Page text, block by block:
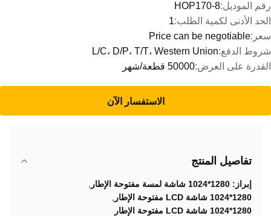
رقم الموديل:HOP170-8
الحد الأدنى لكمية الطلب:1
سعر:Price can be negotiable
شروط الدفع:L/C، D/P، T/T، Western Union
القدرة على العرض:50000 قطعة/شهر
الاستفسار الآن
تفاصيل المنتج
إبراز: 1280*1024 شاشة لمسة مفتوحة الإطار
1280*1024 شاشة LCD مفتوحة الإطار
1280*1024 شاشة LCD مفتوحة الإطار